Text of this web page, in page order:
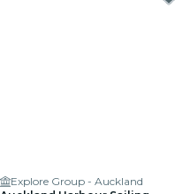
Explore Group - Auckland